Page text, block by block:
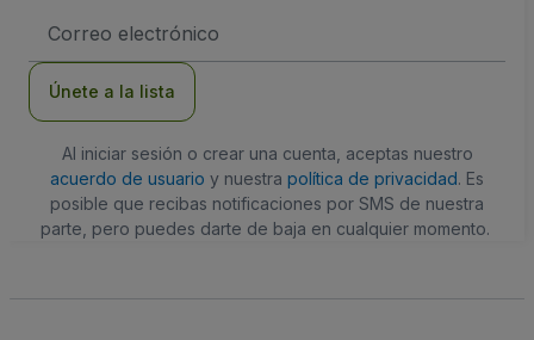
de
Únete a la lista
Al iniciar sesión o crear una cuenta, aceptas nuestro
acuerdo de usuario y nuestra política de privacidad. Es
posible que recibas notificaciones por SMS de nuestra
parte, pero puedes darte de baja en cualquier momento.